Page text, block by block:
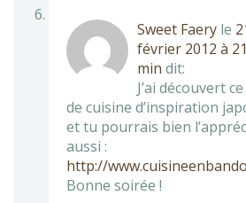
Sweet Faery le
février 2012 à
min dit:
J’ai découvert
de cuisine d’inspiration
et tu pourrais bien
aussi :
http://
Bonne soirée !